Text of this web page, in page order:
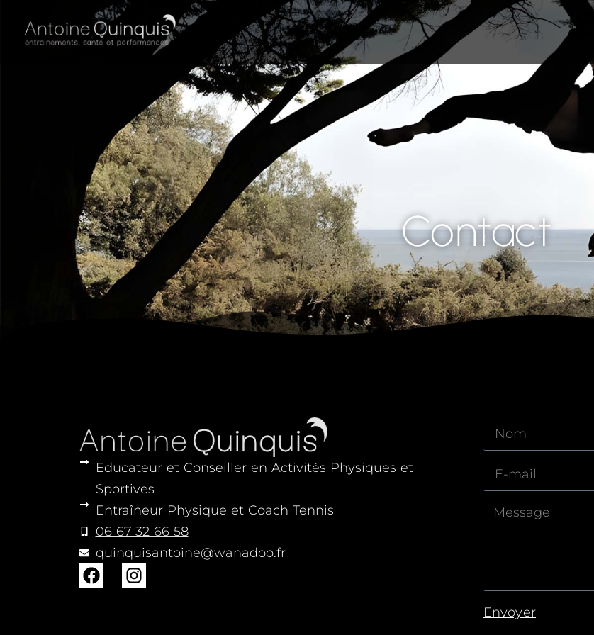
Contact
Educateur et Conseiller en Activités Physiques et
Sportives
Entraîneur Physique et Coach Tennis
06 67 32 66 58
quinquisantoine@wanadoo.fr
Envoyer